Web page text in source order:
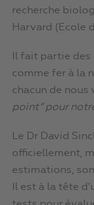
recherche
Harvard (Ecole
Il fait partie des
comme fer à la
chacun de nous
point” pour
Le Dr David
officiellement,
estimations,
Il est à la tête